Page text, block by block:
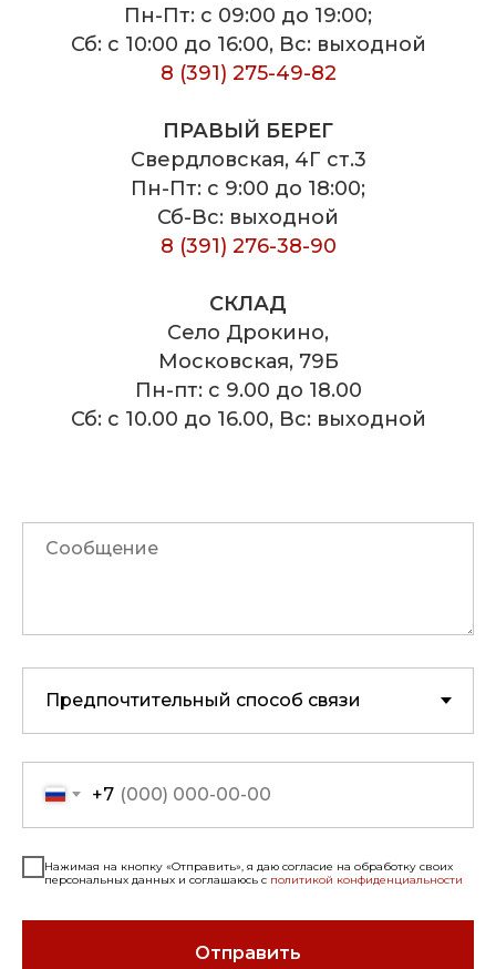
Пн-Пт: с 09:00 до 19:00;
Сб: с 10:00 до 16:00, Вс: выходной
8 (391) 275-49-82
ПРАВЫЙ БЕРЕГ
Свердловская, 4Г ст.3
Пн-Пт: с 9:00 до 18:00;
Сб-Вс: выходной
8 (391) 276-38-90
СКЛАД
Село Дрокино,
Московская, 79Б
Пн-пт: с 9.00 до 18.00
Сб: с 10.00 до 16.00, Вс: выходной
+7
Нажимая на кнопку «Отправить», я даю согласие на обработку своих
персональных данных и соглашаюсь с политикой конфиденциальности
Отправить